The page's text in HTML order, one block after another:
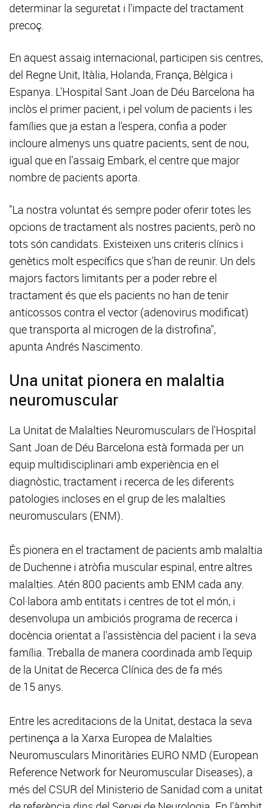
determinar la seguretat i l'impacte del tractament
precoç.
En aquest assaig internacional, participen sis centres,
del Regne Unit, Itàlia, Holanda, França, Bèlgica i
Espanya. L'Hospital Sant Joan de Déu Barcelona ha
inclòs el primer pacient, i pel volum de pacients i les
famílies que ja estan a l'espera, confia a poder
incloure almenys uns quatre pacients, sent de nou,
igual que en l'assaig Embark, el centre que major
nombre de pacients aporta.
"La nostra voluntat és sempre poder oferir totes les
opcions de tractament als nostres pacients, però no
tots són candidats. Existeixen uns criteris clínics i
genètics molt específics que s'han de reunir. Un dels
majors factors limitants per a poder rebre el
tractament és que els pacients no han de tenir
anticossos contra el vector (adenovirus modificat)
que transporta al microgen de la distrofina",
apunta Andrés Nascimento.
Una unitat pionera en malaltia
neuromuscular
La Unitat de Malalties Neuromusculars de l'Hospital
Sant Joan de Déu Barcelona està formada per un
equip multidisciplinari amb experiència en el
diagnòstic, tractament i recerca de les diferents
patologies incloses en el grup de les malalties
neuromusculars (ENM).
És pionera en el tractament de pacients amb malaltia
de Duchenne i atròfia muscular espinal, entre altres
malalties. Atén 800 pacients amb ENM cada any.
Col·labora amb entitats i centres de tot el món, i
desenvolupa un ambiciós programa de recerca i
docència orientat a l'assistència del pacient i la seva
família. Treballa de manera coordinada amb l'equip
de la Unitat de Recerca Clínica des de fa més
de 15 anys.
Entre les acreditacions de la Unitat, destaca la seva
pertinença a la Xarxa Europea de Malalties
Neuromusculars Minoritàries EURO NMD (European
Reference Network for Neuromuscular Diseases), a
més del CSUR del Ministerio de Sanidad com a unitat